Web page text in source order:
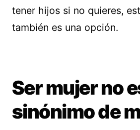
tener hijos si no quieres,
también es una opción.
Ser mujer no
sinónimo de